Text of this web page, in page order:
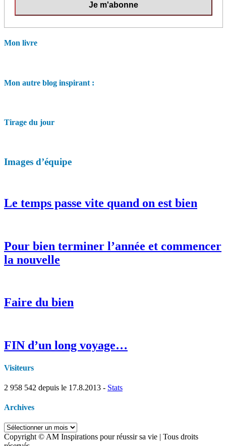
Mon livre
Mon autre blog inspirant :
Tirage du jour
Images d’équipe
Le temps passe vite quand on est bien
Pour bien terminer l’année et commencer
la nouvelle
Faire du bien
FIN d’un long voyage…
Visiteurs
2 958 542 depuis le 17.8.2013 - Stats
Archives
Archives
Copyright © AM Inspirations pour réussir sa vie | Tous droits